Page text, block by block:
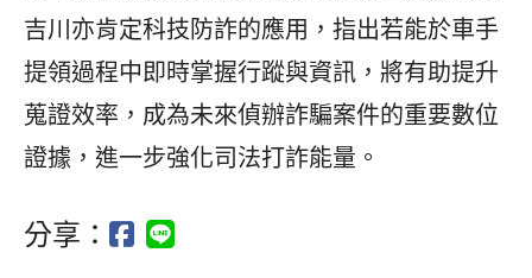
吉川亦肯定科技防詐的應用，指出若能於車手
提領過程中即時掌握行蹤與資訊，將有助提升
蒐證效率，成為未來偵辦詐騙案件的重要數位
證據，進一步強化司法打詐能量。
分享：